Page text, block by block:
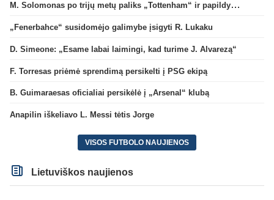
M. Solomonas po trijų metų paliks „Tottenham“ ir papildys „West Ham“ klubą
„Fenerbahce“ susidomėjo galimybe įsigyti R. Lukaku
D. Simeone: „Esame labai laimingi, kad turime J. Alvarezą“
F. Torresas priėmė sprendimą persikelti į PSG ekipą
B. Guimaraesas oficialiai persikėlė į „Arsenal“ klubą
Anapilin iškeliavo L. Messi tėtis Jorge
VISOS FUTBOLO NAUJIENOS
Lietuviškos naujienos